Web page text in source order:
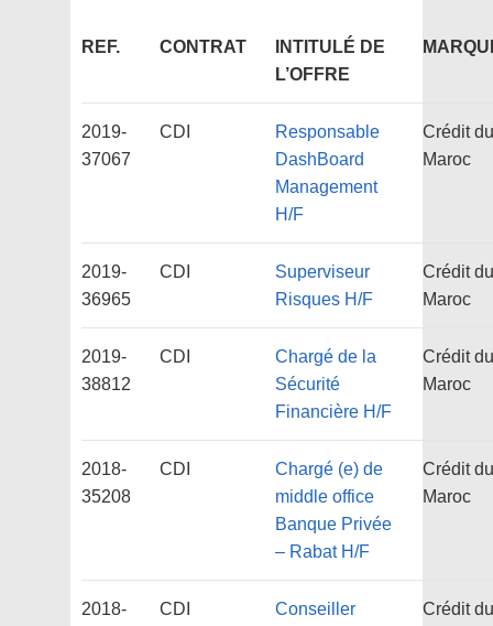
REF. CONTRAT
INTITULÉ DE
L’OFFRE
2019-
37067
CDI
Responsable
DashBoard
Management
H/F
Crédit du
Maroc
2019-
36965
CDI
Superviseur
Risques H/F
Crédit du
Maroc
2019-
38812
CDI
Chargé de la
Sécurité
Financière H/F
Crédit du
Maroc
2018-
35208
CDI
Chargé (e) de
middle office
Banque Privée
– Rabat H/F
Crédit du
Maroc
2018-
CDI
Conseiller
Crédit du